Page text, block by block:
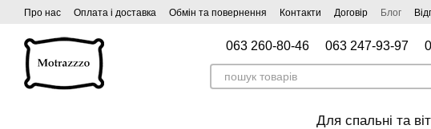
Перейти до основного контенту
Про нас Оплата і доставка Обмін та повернення Контакти Договір Блог
063 260-80-46 063 247-93-97
Для спальні та